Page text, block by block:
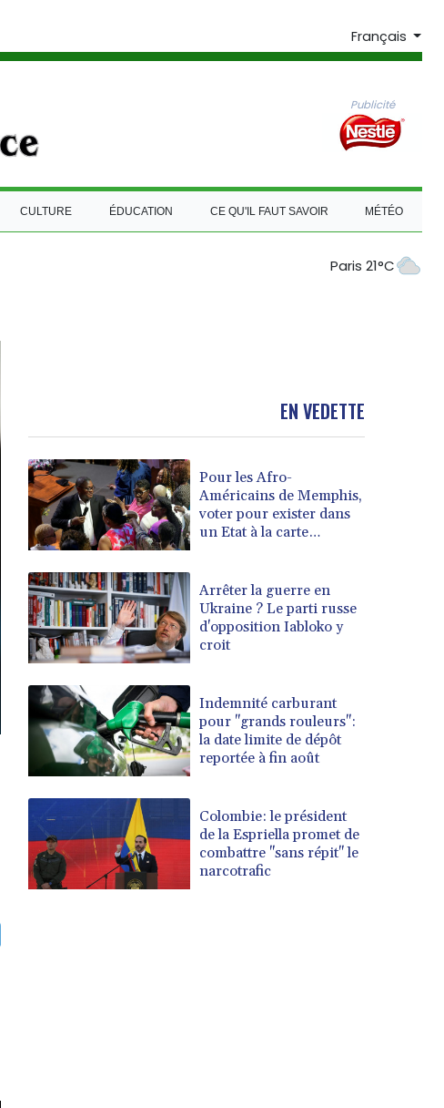
Français
Publicité
CULTURE ÉDUCATION CE QU'IL FAUT SAVOIR MÉTÉO
Paris 21°C
EN VEDETTE
Pour les Afro-
Américains de Memphis,
voter pour exister dans
un Etat à la carte
Arrêter la guerre en
Ukraine ? Le parti russe
d'opposition Iabloko y
croit
Indemnité carburant
pour "grands rouleurs":
la date limite de dépôt
reportée à fin août
Colombie: le président
de la Espriella promet de
combattre "sans répit" le
narcotrafic